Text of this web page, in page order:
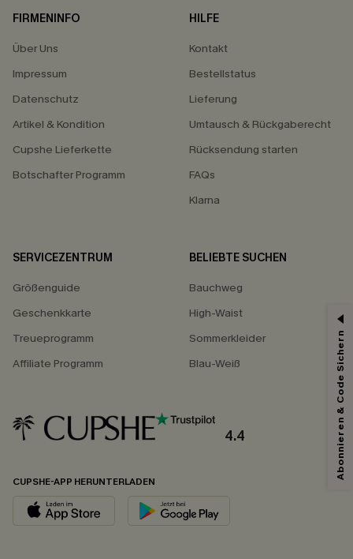
FIRMENINFO
Über Uns
Impressum
Datenschutz
Artikel & Kondition
Cupshe Lieferkette
Botschafter Programm
HILFE
Kontakt
Bestellstatus
Lieferung
Umtausch & Rückgaberecht
Rücksendung starten
FAQs
Klarna
SERVICEZENTRUM
Größenguide
Geschenkkarte
Treueprogramm
Affiliate Programm
BELIEBTE SUCHEN
Bauchweg
High-Waist
Sommerkleider
Blau-Weiß
4.4
CUPSHE-APP HERUNTERLADEN
Abonnieren & Code Sichern